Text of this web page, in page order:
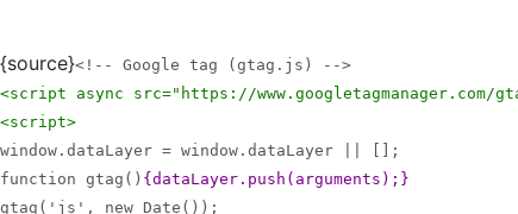
{source}<!-- Google tag (gtag.js) -->
<script async src="https://www.googletagmanager.com/
<script>
window.dataLayer = window.dataLayer || [];
function gtag() {dataLayer.push(arguments);}
gtag('js', new Date());